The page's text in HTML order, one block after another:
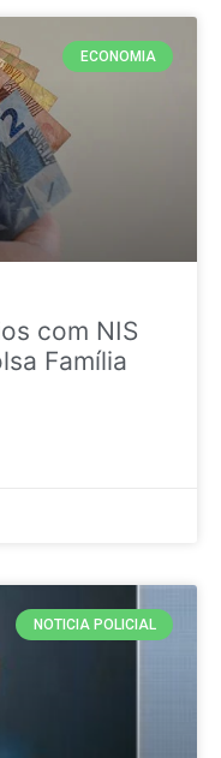
ECONOMIA
com NIS
Família
NOTICIA POLICIAL